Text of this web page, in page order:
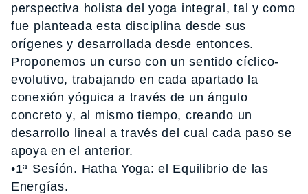
perspectiva holista del yoga integral, tal y como
fue planteada esta disciplina desde sus
orígenes y desarrollada desde entonces.
Proponemos un curso con un sentido cíclico-
evolutivo, trabajando en cada apartado la
conexión yóguica a través de un ángulo
concreto y, al mismo tiempo, creando un
desarrollo lineal a través del cual cada paso se
apoya en el anterior.
•1ª Sesíón. Hatha Yoga: el Equilibrio de las
Energías.